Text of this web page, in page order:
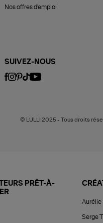
Nos offres d'emploi
SUIVEZ-NOUS
© LULLI 2025 - Tous droits
PRÊT-À-
Aurélie
Serge